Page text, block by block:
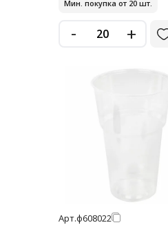
Мин. покупка от 20 шт.
- +
Арт.ф608022